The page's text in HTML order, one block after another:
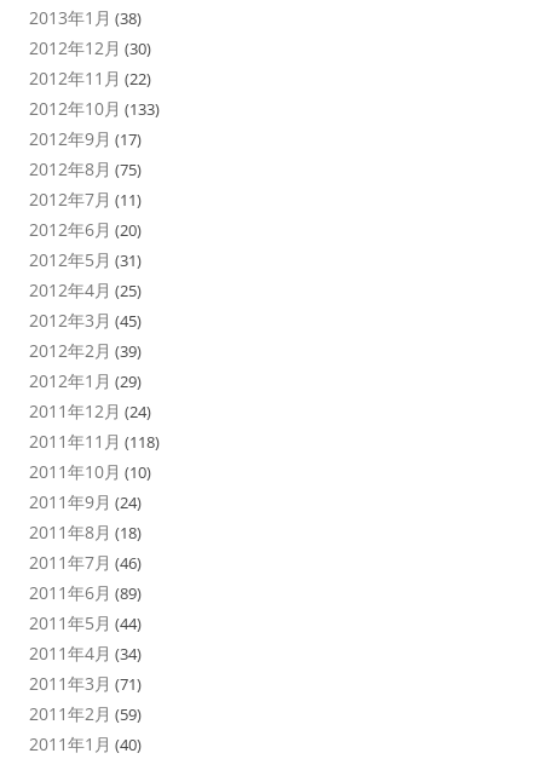
2013年1月 (38)
2012年12月 (30)
2012年11月 (22)
2012年10月 (133)
2012年9月 (17)
2012年8月 (75)
2012年7月 (11)
2012年6月 (20)
2012年5月 (31)
2012年4月 (25)
2012年3月 (45)
2012年2月 (39)
2012年1月 (29)
2011年12月 (24)
2011年11月 (118)
2011年10月 (10)
2011年9月 (24)
2011年8月 (18)
2011年7月 (46)
2011年6月 (89)
2011年5月 (44)
2011年4月 (34)
2011年3月 (71)
2011年2月 (59)
2011年1月 (40)